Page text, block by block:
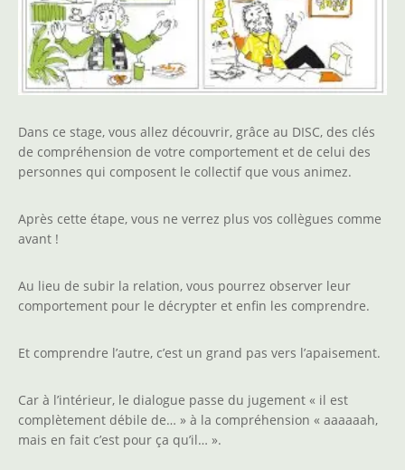
Dans ce stage, vous allez découvrir, grâce au DISC, des clés
de compréhension de votre comportement et de celui des
personnes qui composent le collectif que vous animez.
Après cette étape, vous ne verrez plus vos collègues comme
avant !
Au lieu de subir la relation, vous pourrez observer leur
comportement pour le décrypter et enfin les comprendre.
Et comprendre l’autre, c’est un grand pas vers l’apaisement.
Car à l’intérieur, le dialogue passe du jugement « il est
complètement débile de… » à la compréhension « aaaaaah,
mais en fait c’est pour ça qu’il… ».